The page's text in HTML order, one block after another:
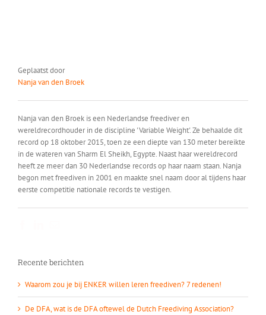
Geplaatst door
Nanja van den Broek
Nanja van den Broek is een Nederlandse freediver en
wereldrecordhouder in de discipline 'Variable Weight'. Ze behaalde dit
record op 18 oktober 2015, toen ze een diepte van 130 meter bereikte
in de wateren van Sharm El Sheikh, Egypte. Naast haar wereldrecord
heeft ze meer dan 30 Nederlandse records op haar naam staan. Nanja
begon met freediven in 2001 en maakte snel naam door al tijdens haar
eerste competitie nationale records te vestigen.
Recente berichten
Waarom zou je bij ENKER willen leren freediven? 7 redenen!
De DFA, wat is de DFA oftewel de Dutch Freediving Association?